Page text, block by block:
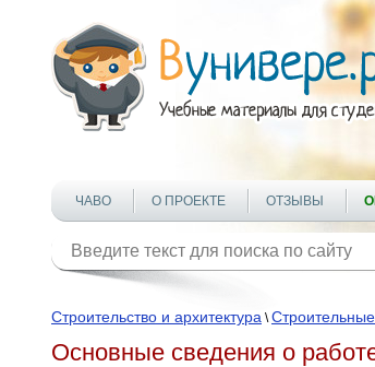
ЧАВО О ПРОЕКТЕ ОТЗЫВЫ
Строительство и архитектура \
Основные сведения о